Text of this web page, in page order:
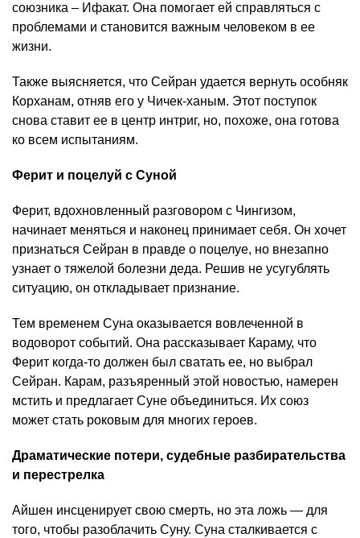
союзника – Ифакат. Она помогает ей справляться с
проблемами и становится важным человеком в ее
жизни.
Также выясняется, что Сейран удается вернуть особняк
Корханам, отняв его у Чичек-ханым. Этот поступок
снова ставит ее в центр интриг, но, похоже, она готова
ко всем испытаниям.
Ферит и поцелуй с Суной
Ферит, вдохновленный разговором с Чингизом,
начинает меняться и наконец принимает себя. Он хочет
признаться Сейран в правде о поцелуе, но внезапно
узнает о тяжелой болезни деда. Решив не усугублять
ситуацию, он откладывает признание.
Тем временем Суна оказывается вовлеченной в
водоворот событий. Она рассказывает Караму, что
Ферит когда-то должен был сватать ее, но выбрал
Сейран. Карам, разъяренный этой новостью, намерен
мстить и предлагает Суне объединиться. Их союз
может стать роковым для многих героев.
Драматические потери, судебные разбирательства
и перестрелка
Айшен инсценирует свою смерть, но эта ложь — для
того, чтобы разоблачить Суну. Суна сталкивается с